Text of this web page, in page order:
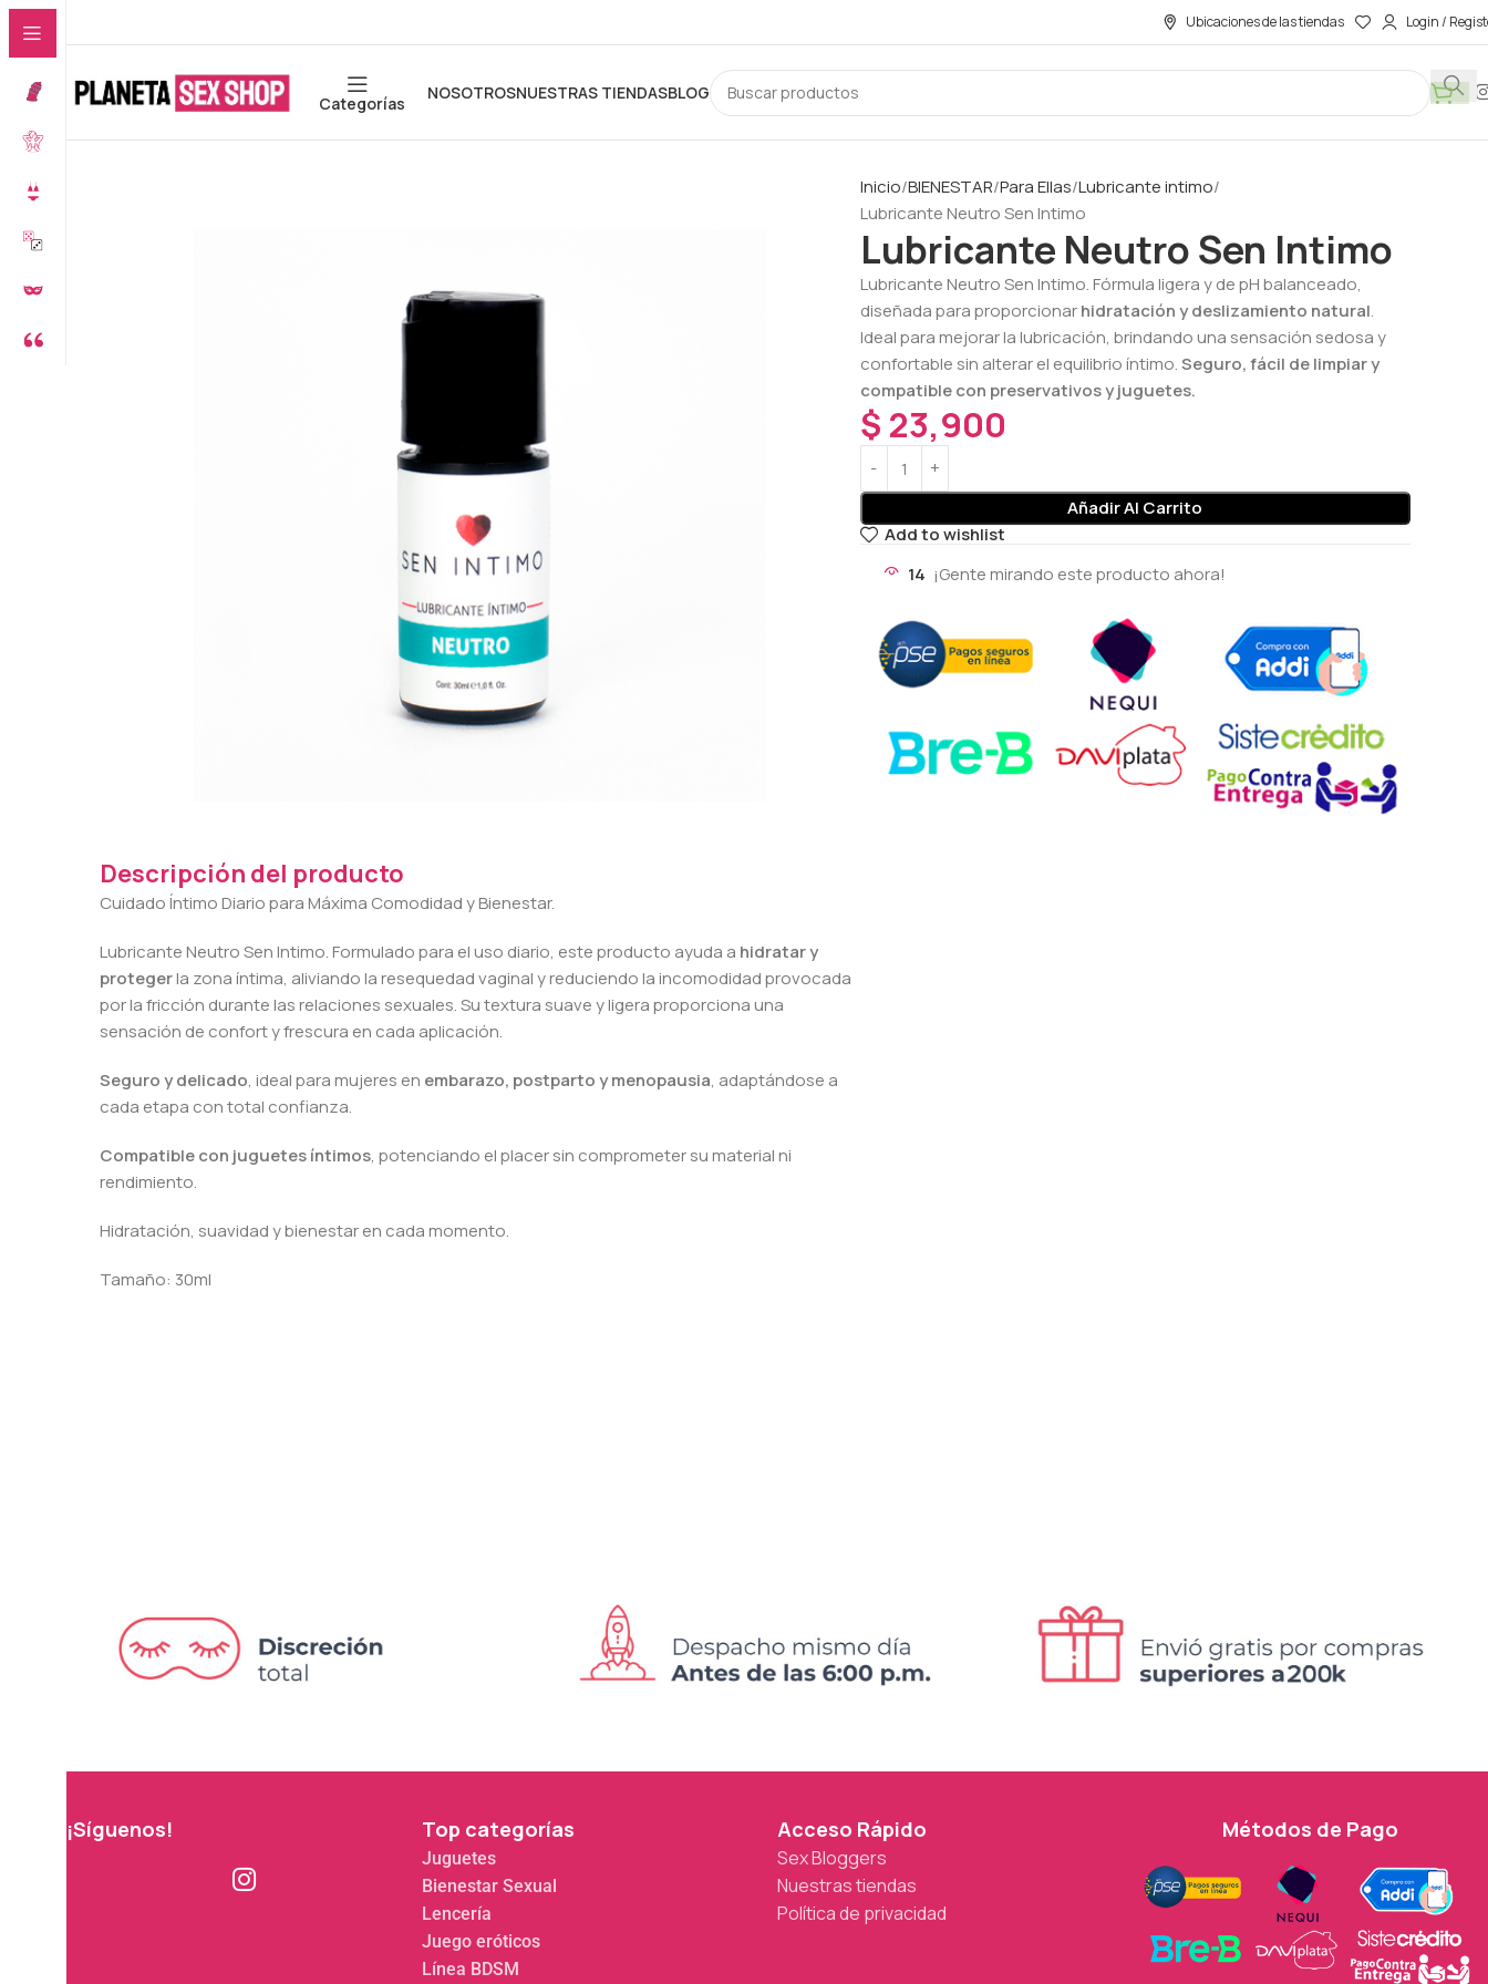
Ubicaciones de las tiendas Login /
Categorías
NOSOTROSNUESTRAS TIENDASBLOG
Descripción del producto
Cuidado Íntimo Diario para Máxima Comodidad y Bienestar.
Lubricante Neutro Sen Intimo. Formulado para el uso diario, este producto ayuda a hidratar y
protegerla zona íntima, aliviando la resequedad vaginal y reduciendo la incomodidad provocada
por la fricción durante las relaciones sexuales. Su textura suave y ligera proporciona una
sensación de confort y frescura en cada aplicación.
Seguro y delicado, ideal para mujeres en embarazo, postparto y menopausia, adaptándose a
cada etapa con total confianza.
Compatible con juguetes íntimos, potenciando el placer sin comprometer su material ni
rendimiento.
Hidratación, suavidad y bienestar en cada momento.
Tamaño: 30ml
Inicio BIENESTAR Para Ellas Lubricante intimo
Lubricante Neutro Sen Intimo
Lubricante Neutro Sen Intimo
Lubricante Neutro Sen Intimo. Fórmula ligera y de pH balanceado,
diseñada para proporcionarhidratación y deslizamiento natural.
Ideal para mejorar la lubricación, brindando una sensación sedosa y
confortable sin alterar el equilibrio íntimo.Seguro, fácil de limpiar y
compatible con preservativos y juguetes.
$ 23,900
Añadir Al Carrito
Add to wishlist
14 ¡Gente mirando este producto ahora!
¡Síguenos! Top categorías
Juguetes
Bienestar Sexual
Lencería
Juego eróticos
Línea BDSM
Acceso Rápido
Sex Bloggers
Nuestras tiendas
Política de privacidad
Métodos de Pago